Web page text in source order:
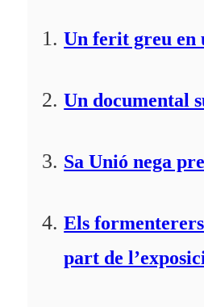
Un ferit greu en
Un documental
Sa Unió nega
Els
part de